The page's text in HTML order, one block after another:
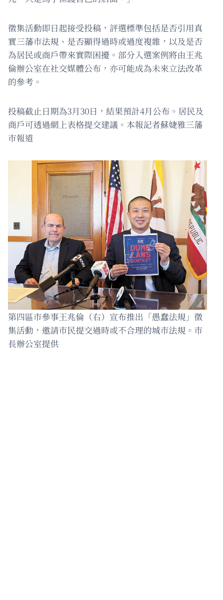
徵集活動即日起接受投稿，評選標準包括是否引用真
實三藩市法規、是否顯得過時或過度複雜，以及是否
為居民或商戶帶來實際困擾。部分入選案例將由王兆
倫辦公室在社交媒體公布，亦可能成為未來立法改革
的參考。
投稿截止日期為3月30日，結果預計4月公布。居民及
商戶可透過網上表格提交建議。本報記者蘇婕雅三藩
市報道
第四區市參事王兆倫（右）宣布推出「愚蠢法規」徵
集活動，邀請市民提交過時或不合理的城市法規。市
長辦公室提供